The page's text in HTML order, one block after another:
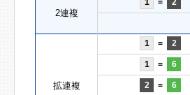
2連複
1 = 2
拡連複
1 = 2
1 = 6
2 = 6